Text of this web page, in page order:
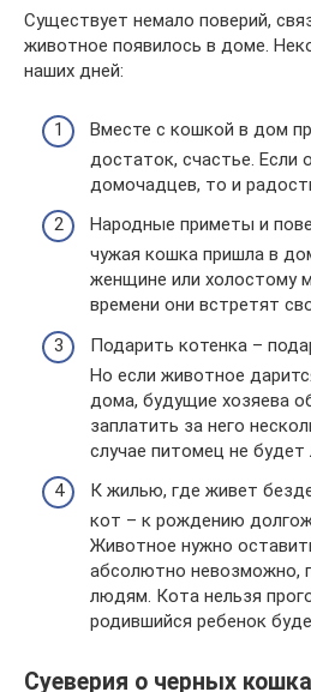
Существует немало поверий,
животное появилось в доме.
наших дней:
Вместе с кошкой в дом
достаток, счастье. Если
домочадцев, то и
Народные приметы и
чужая кошка пришла в
женщине или холостому
времени они встретят
Подарить котенка –
Но если животное
дома, будущие хозяева
заплатить за него
случае питомец не будет
К жилью, где живет
кот – к рождению
Животное нужно
абсолютно невозможно,
людям. Кота нельзя
родившийся ребенок
Суеверия о черных